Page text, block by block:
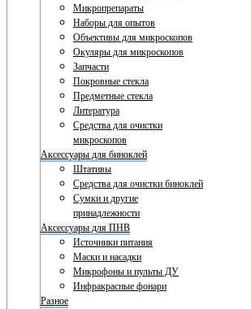
Микропрепараты
Наборы для опытов
Объективы для микроскопов
Окуляры для микроскопов
Запчасти
Покровные стекла
Предметные стекла
Литература
Средства для очистки
микроскопов
Аксессуары для биноклей
Штативы
Средства для очистки биноклей
Сумки и другие
принадлежности
Аксессуары для ПНВ
Источники питания
Маски и насадки
Микрофоны и пульты ДУ
Инфракрасные фонари
Разное